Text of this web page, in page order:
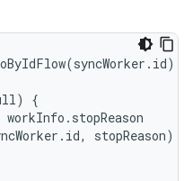
{
workInfo.stopReason
stopReason)